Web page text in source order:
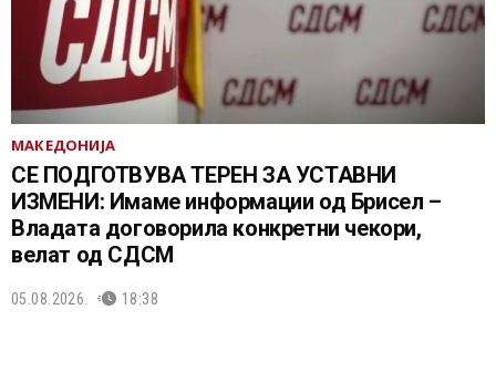
МАКЕДОНИЈА
СЕ ПОДГОТВУВА ТЕРЕН ЗА УСТАВНИ
ИЗМЕНИ: Имаме информации од Брисел –
Владата договорила конкретни чекори,
велат од СДСМ
05.08.2026. 18:38